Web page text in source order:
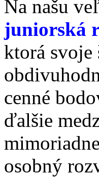
Na našu
juniorská
ktorá svoje
cenné
ďalšie
osobný